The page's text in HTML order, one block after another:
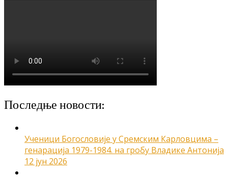
Последње новости:
Ученици Богословије у Сремским Карловцима –
генарација 1979-1984. на гробу Владике Антонија
12 јун 2026